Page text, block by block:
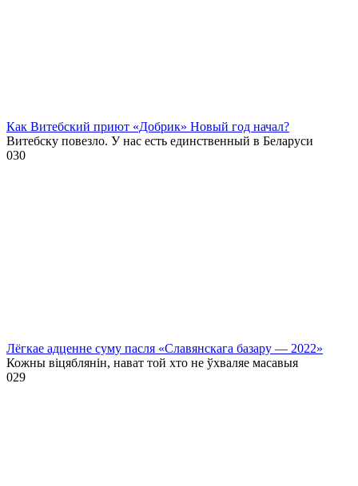
Как Витебский приют «Добрик» Новый год начал?
Витебску повезло. У нас есть единственный в Беларуси
030
Лёгкае адценне суму пасля «Славянскага базару — 2022»
Кожны віцяблянін, нават той хто не ўхваляе масавыя
029